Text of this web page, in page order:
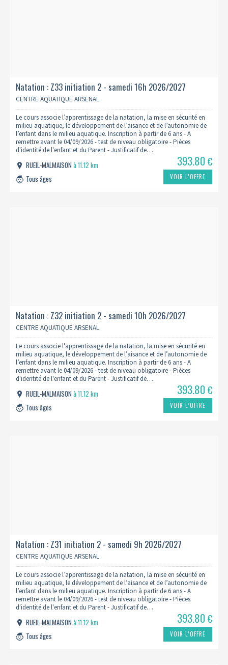
Natation : Z33 initiation 2 - samedi 16h 2026/2027
CENTRE AQUATIQUE ARSENAL
Le cours associe l’apprentissage de la natation, la mise en sécurité en
milieu aquatique, le développement de l’aisance et de l’autonomie de
l’enfant dans le milieu aquatique. Inscription à partir de 6 ans - A
remettre avant le 04/09/2026 - test de niveau obligatoire - Pièces
d'identité de l'enfant et du Parent - Justificatif de…
RUEIL-MALMAISONà 11.12 km
Tous âges
393.80€
VOIR L’OFFRE
Natation : Z32 initiation 2 - samedi 10h 2026/2027
CENTRE AQUATIQUE ARSENAL
Le cours associe l’apprentissage de la natation, la mise en sécurité en
milieu aquatique, le développement de l’aisance et de l’autonomie de
l’enfant dans le milieu aquatique. Inscription à partir de 6 ans - A
remettre avant le 04/09/2026 - test de niveau obligatoire - Pièces
d'identité de l'enfant et du Parent - Justificatif de…
RUEIL-MALMAISONà 11.12 km
Tous âges
393.80€
VOIR L’OFFRE
Natation : Z31 initiation 2 - samedi 9h 2026/2027
CENTRE AQUATIQUE ARSENAL
Le cours associe l’apprentissage de la natation, la mise en sécurité en
milieu aquatique, le développement de l’aisance et de l’autonomie de
l’enfant dans le milieu aquatique. Inscription à partir de 6 ans - A
remettre avant le 04/09/2026 - test de niveau obligatoire - Pièces
d'identité de l'enfant et du Parent - Justificatif de…
RUEIL-MALMAISONà 11.12 km
Tous âges
393.80€
VOIR L’OFFRE